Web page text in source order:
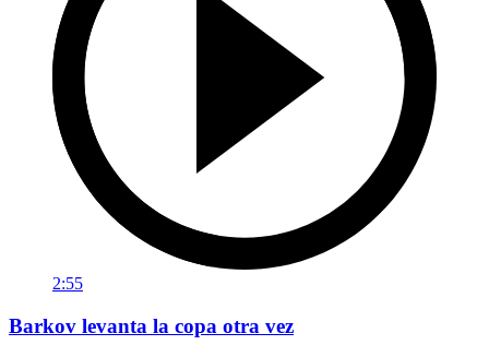
2:55
Barkov levanta la copa otra vez